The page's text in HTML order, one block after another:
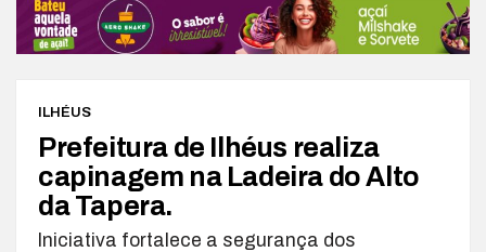
ILHÉUS
Prefeitura de Ilhéus realiza
capinagem na Ladeira do Alto
da Tapera.
Iniciativa fortalece a segurança dos